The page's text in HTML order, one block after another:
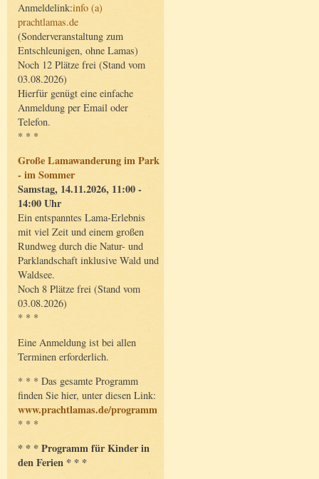
Anmeldelink:info (a)
prachtlamas.de
(Sonderveranstaltung zum
Entschleunigen, ohne Lamas)
Noch 12 Plätze frei (Stand vom
03.08.2026)
Hierfür genügt eine einfache
Anmeldung per Email oder
Telefon.
* * *
Große Lamawanderung im Park
- im Sommer
Samstag, 14.11.2026, 11:00 -
14:00 Uhr
Ein entspanntes Lama-Erlebnis
mit viel Zeit und einem großen
Rundweg durch die Natur- und
Parklandschaft inklusive Wald und
Waldsee.
Noch 8 Plätze frei (Stand vom
03.08.2026)
* * *
Eine Anmeldung ist bei allen
Terminen erforderlich.
* * * Das gesamte Programm
finden Sie hier, unter diesen Link:
www.prachtlamas.de/programm
* * *
* * * Programm für Kinder in
den Ferien * * *